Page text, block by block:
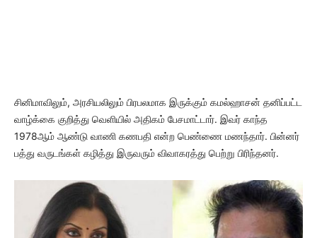
சினிமாவிலும், அரசியலிலும் பிரபலமாக இருக்கும் கமல்ஹாசன் தனிப்பட்ட
வாழ்க்கை குறித்து வெளியில் அதிகம் பேசமாட்டார். இவர் காந்த
1978ஆம் ஆண்டு வாணி கணபதி என்ற பெண்ணை மணந்தார். பின்னர்
பத்து வருடங்கள் கழித்து இருவரும் விவாகரத்து பெற்று பிரிந்தனர்.